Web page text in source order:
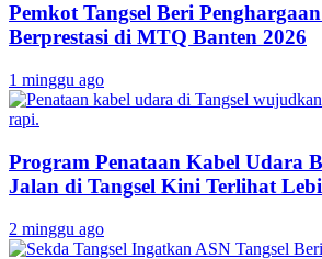
Pemkot Tangsel Beri
Berprestasi di MTQ Banten 2026
1 minggu ago
Program Penataan Kabel Udara
Jalan di Tangsel Kini Terlihat
2 minggu ago